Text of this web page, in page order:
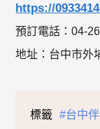
https://
預訂電話：04-
地址：台中市外
標籤 #台中